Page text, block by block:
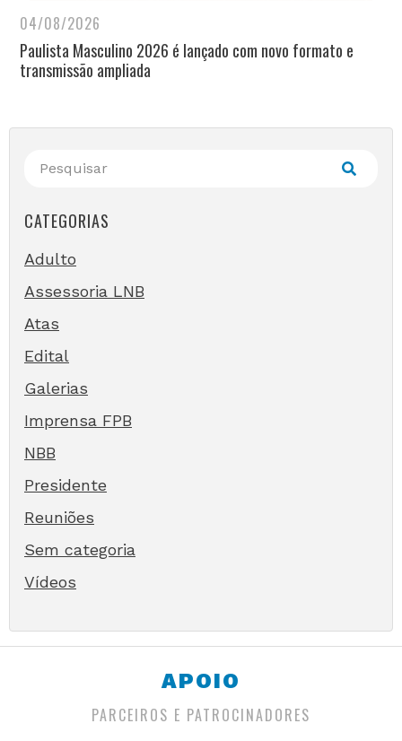
04/08/2026
Paulista Masculino 2026 é lançado com novo formato e
transmissão ampliada
CATEGORIAS
Adulto
Assessoria LNB
Atas
Edital
Galerias
Imprensa FPB
NBB
Presidente
Reuniões
Sem categoria
Vídeos
APOIO
PARCEIROS E PATROCINADORES